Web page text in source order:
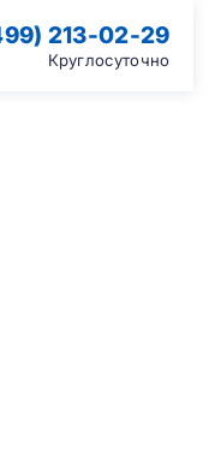
213-02-29
Круглосуточно